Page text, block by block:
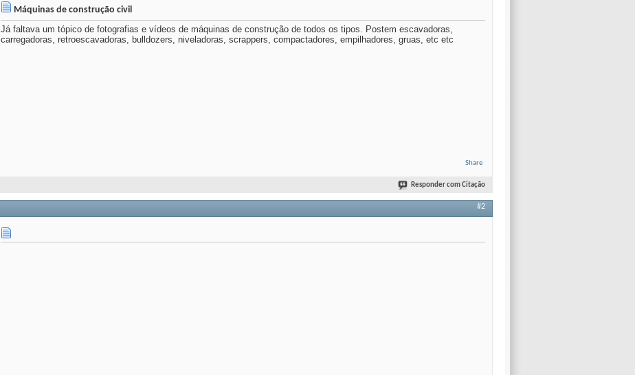
Máquinas de construção civil
Já faltava um tópico de fotografias e vídeos de máquinas de construção de todos os tipos. Postem escavadoras,
carregadoras, retroescavadoras, bulldozers, niveladoras, scrappers, compactadores, empilhadores, gruas, etc etc
Share
Responder com Citação
#2